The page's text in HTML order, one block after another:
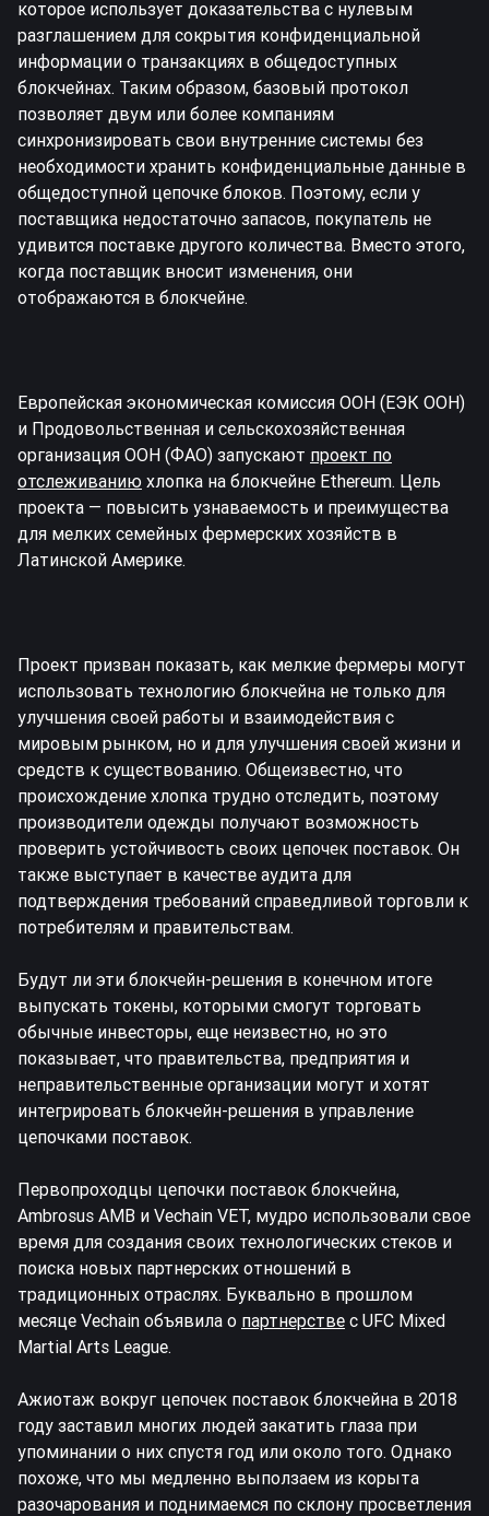
которое использует доказательства с нулевым
разглашением для сокрытия конфиденциальной
информации о транзакциях в общедоступных
блокчейнах. Таким образом, базовый протокол
позволяет двум или более компаниям
синхронизировать свои внутренние системы без
необходимости хранить конфиденциальные данные в
общедоступной цепочке блоков. Поэтому, если у
поставщика недостаточно запасов, покупатель не
удивится поставке другого количества. Вместо этого,
когда поставщик вносит изменения, они
отображаются в блокчейне.
Европейская экономическая комиссия ООН (ЕЭК ООН)
и Продовольственная и сельскохозяйственная
организация ООН (ФАО) запускают проект по
отслеживанию хлопка на блокчейне Ethereum. Цель
проекта — повысить узнаваемость и преимущества
для мелких семейных фермерских хозяйств в
Латинской Америке.
Проект призван показать, как мелкие фермеры могут
использовать технологию блокчейна не только для
улучшения своей работы и взаимодействия с
мировым рынком, но и для улучшения своей жизни и
средств к существованию. Общеизвестно, что
происхождение хлопка трудно отследить, поэтому
производители одежды получают возможность
проверить устойчивость своих цепочек поставок. Он
также выступает в качестве аудита для
подтверждения требований справедливой торговли к
потребителям и правительствам.
Будут ли эти блокчейн-решения в конечном итоге
выпускать токены, которыми смогут торговать
обычные инвесторы, еще неизвестно, но это
показывает, что правительства, предприятия и
неправительственные организации могут и хотят
интегрировать блокчейн-решения в управление
цепочками поставок.
Первопроходцы цепочки поставок блокчейна,
Ambrosus AMB и Vechain VET, мудро использовали свое
время для создания своих технологических стеков и
поиска новых партнерских отношений в
традиционных отраслях. Буквально в прошлом
месяце Vechain объявила о партнерстве с UFC Mixed
Martial Arts League.
Ажиотаж вокруг цепочек поставок блокчейна в 2018
году заставил многих людей закатить глаза при
упоминании о них спустя год или около того. Однако
похоже, что мы медленно выползаем из корыта
разочарования и поднимаемся по склону просветления